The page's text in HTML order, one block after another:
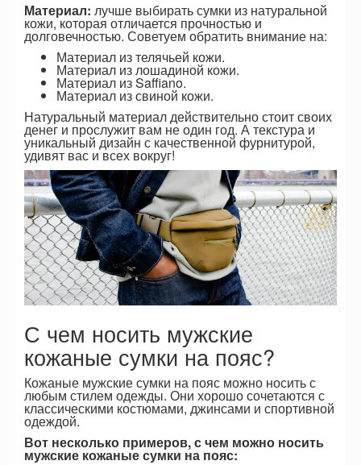
Материал: лучше выбирать сумки из натуральной
кожи, которая отличается прочностью и
долговечностью. Советуем обратить внимание на:
Материал из телячьей кожи.
Материал из лошадиной кожи.
Материал из Saffiano.
Материал из свиной кожи.
Натуральный материал действительно стоит своих
денег и прослужит вам не один год. А текстура и
уникальный дизайн с качественной фурнитурой,
удивят вас и всех вокруг!
С чем носить мужские
кожаные сумки на пояс?
Кожаные мужские сумки на пояс можно носить с
любым стилем одежды. Они хорошо сочетаются с
классическими костюмами, джинсами и спортивной
одеждой.
Вот несколько примеров, с чем можно носить
мужские кожаные сумки на пояс: